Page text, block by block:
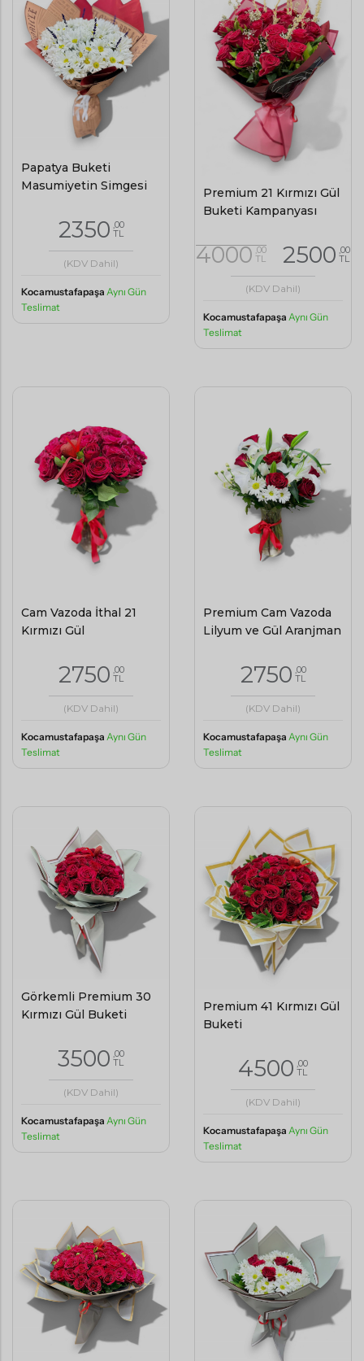
Papatya Buketi
Masumiyetin Simgesi
2350 ,00
TL
(KDV Dahil)
Kocamustafapaşa Aynı Gün
Teslimat
Premium 21 Kırmızı Gül
Buketi Kampanyası
4000 ,00
TL 2500 ,00
TL
(KDV Dahil)
Kocamustafapaşa Aynı Gün
Teslimat
Cam Vazoda İthal 21
Kırmızı Gül
2750 ,00
TL
(KDV Dahil)
Kocamustafapaşa Aynı Gün
Teslimat
Premium Cam Vazoda
Lilyum ve Gül Aranjman
2750 ,00
TL
(KDV Dahil)
Kocamustafapaşa Aynı Gün
Teslimat
Görkemli Premium 30
Kırmızı Gül Buketi
3500 ,00
TL
(KDV Dahil)
Kocamustafapaşa Aynı Gün
Teslimat
Premium 41 Kırmızı Gül
Buketi
4500 ,00
TL
(KDV Dahil)
Kocamustafapaşa Aynı Gün
Teslimat